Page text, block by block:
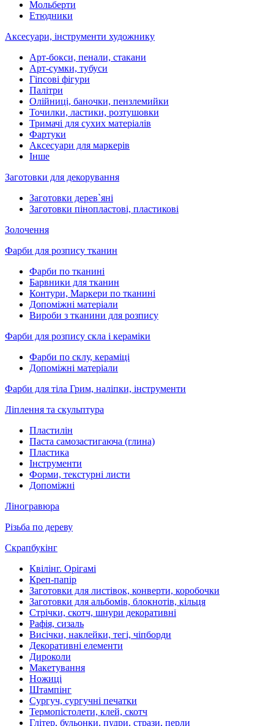
Мольберти
Етюдники
Аксесуари, інструменти художнику
Арт-бокси, пенали, стакани
Арт-сумки, тубуси
Гіпсові фігури
Палітри
Олійниці, баночки, пензлемийки
Точилки, ластики, розтушовки
Тримачі для сухих матеріалів
Фартуки
Аксесуари для маркерів
Інше
Заготовки для декорування
Заготовки дерев`яні
Заготовки пінопластові, пластикові
Золочення
Фарби для розпису тканин
Фарби по тканині
Барвники для тканин
Контури, Маркери по тканині
Допоміжні матеріали
Вироби з тканини для розпису
Фарби для розпису скла і кераміки
Фарби по склу, кераміці
Допоміжні матеріали
Фарби для тіла Грим, наліпки, інструменти
Ліплення та скульптура
Пластилін
Паста самозастигаюча (глина)
Пластика
Інструменти
Форми, текстурні листи
Допоміжні
Ліногравюра
Різьба по дереву
Скрапбукінг
Квілінг. Орігамі
Креп-папір
Заготовки для листівок, конверти, коробочки
Заготовки для альбомів, блокнотів, кільця
Стрічки, скотч, шнури декоративні
Рафія, сизаль
Висічки, наклейки, тегі, чіпборди
Декоративні елементи
Дироколи
Макетування
Ножиці
Штампінг
Сургуч, сургучні печатки
Термопістолети, клей, скотч
Глітер, бульонки, пудри, стрази, перли